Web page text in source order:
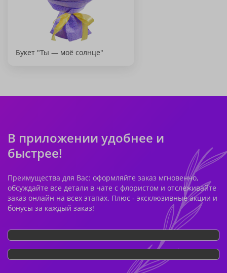
Букет "Ты — моё солнце"
В приложении удобнее и
быстрее!
Преимущества для Вас: оформляйте заказ мгновенно,
обсуждайте все детали в чате с флористом и отслеживайте
заказ онлайн на всех этапах. Плюс - эксклюзивные акции и
бонусы за каждый заказ!